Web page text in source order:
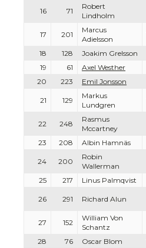
16 71
Robert
Lindholm
17 201
Marcus
Adielsson
18 128 Joakim Grelsson
19
61 Axel Westher
20
223 Emil Jonsson
21 129
Markus
Lundgren
22 248
Rasmus
Mccartney
23 208 Albin Hamnäs
24 200
Robin
Wallerman
25 217 Linus Palmqvist
26 291 Richard Alun
27 152
William Von
Schantz
28
76 Oscar Blom